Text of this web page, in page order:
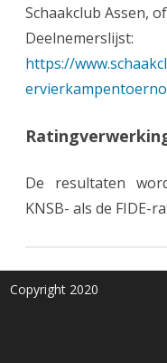
Schaakclub Assen,
Deelnemerslijst:
https://
De resultaten
KNSB- als de FIDE-
Copyright 2020